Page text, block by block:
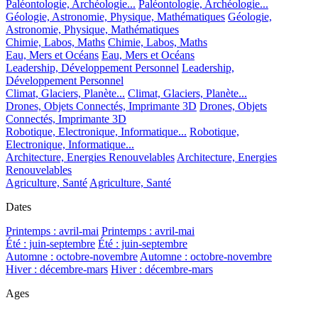
Paléontologie, Archéologie... Paléontologie, Archéologie...
Géologie, Astronomie, Physique, Mathématiques Géologie,
Astronomie, Physique, Mathématiques
Chimie, Labos, Maths Chimie, Labos, Maths
Eau, Mers et Océans Eau, Mers et Océans
Leadership, Développement Personnel Leadership,
Développement Personnel
Climat, Glaciers, Planète... Climat, Glaciers, Planète...
Drones, Objets Connectés, Imprimante 3D Drones, Objets
Connectés, Imprimante 3D
Robotique, Electronique, Informatique... Robotique,
Electronique, Informatique...
Architecture, Energies Renouvelables Architecture, Energies
Renouvelables
Agriculture, Santé Agriculture, Santé
Dates
Printemps : avril-mai Printemps : avril-mai
Été : juin-septembre Été : juin-septembre
Automne : octobre-novembre Automne : octobre-novembre
Hiver : décembre-mars Hiver : décembre-mars
Ages